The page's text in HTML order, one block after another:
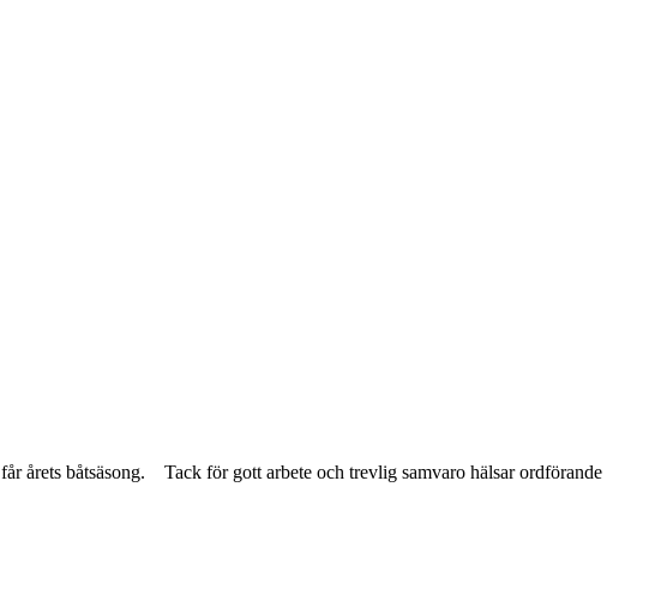
årets båtsäsong. Tack för gott arbete och trevlig samvaro hälsar ordförande